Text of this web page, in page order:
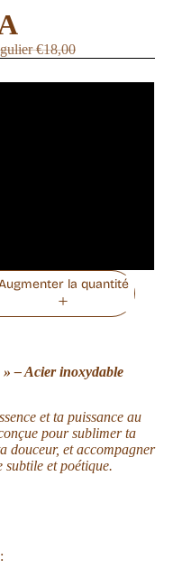
€18,00
la quantité
» – Acier inoxydable
et ta puissance au
pour sublimer ta
douceur, et accompagner
subtile et poétique.